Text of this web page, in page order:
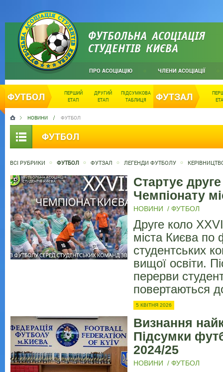
ФУТБОЛЬНА АСОЦІАЦІЯ
СТУДЕНТІВ КИЄВА
ПРО АСОЦІАЦІЮ ЧЛЕНИ АСОЦІАЦІЇ
ФУТБОЛ
ПЕРШИЙ
ЕТАП
ДРУГИЙ
ЕТАП
ПІДСУМКОВА
ТАБЛИЦЯ
ФУТЗАЛ
НОВИНИ ФУТБОЛ
ФУТБОЛ
ВСІ РУБРИКИ ФУТБОЛ ФУТЗАЛ ЛЕГЕНДИ ФУТБОЛУ
Стартує
Чемпіонату
НОВИНИ / ФУТБОЛ
Друге коло
міста Києва по
студентських
вищої освіти.
перерви
повертаються
5 КВІТНЯ 2026
Визнання
Підсумки
2024/25
НОВИНИ / ФУТБОЛ